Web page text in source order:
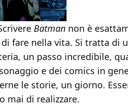
Batman non è
fare nella vita. Si tratta di
un passo incredibile,
e dei comics in
le storie, un giorno.
mai di realizzare.